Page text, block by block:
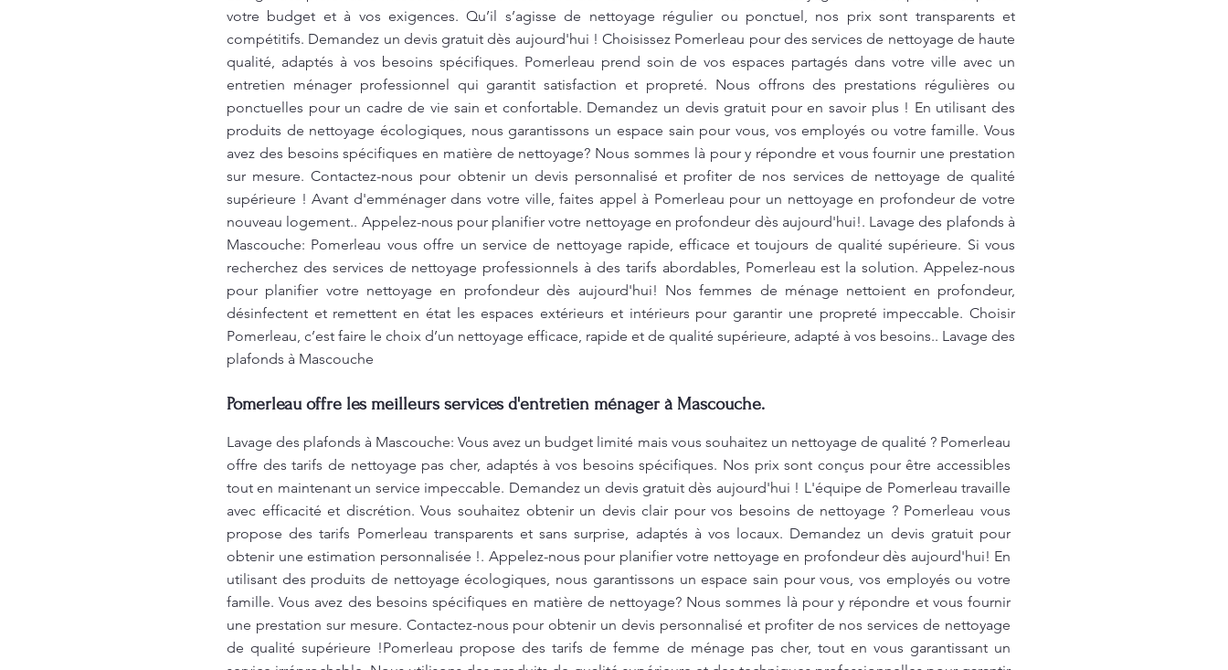
votre budget et à vos exigences. Qu’il s’agisse de nettoyage régulier ou ponctuel, nos prix sont transparents et
compétitifs. Demandez un devis gratuit dès aujourd'hui ! Choisissez Pomerleau pour des services de nettoyage de haute
qualité, adaptés à vos besoins spécifiques. Pomerleau prend soin de vos espaces partagés dans votre ville avec un
entretien ménager professionnel qui garantit satisfaction et propreté. Nous offrons des prestations régulières ou
ponctuelles pour un cadre de vie sain et confortable. Demandez un devis gratuit pour en savoir plus ! En utilisant des
produits de nettoyage écologiques, nous garantissons un espace sain pour vous, vos employés ou votre famille. Vous
avez des besoins spécifiques en matière de nettoyage? Nous sommes là pour y répondre et vous fournir une prestation
sur mesure. Contactez-nous pour obtenir un devis personnalisé et profiter de nos services de nettoyage de qualité
supérieure ! Avant d'emménager dans votre ville, faites appel à Pomerleau pour un nettoyage en profondeur de votre
nouveau logement.. Appelez-nous pour planifier votre nettoyage en profondeur dès aujourd'hui!. Lavage des plafonds à
Mascouche: Pomerleau vous offre un service de nettoyage rapide, efficace et toujours de qualité supérieure. Si vous
recherchez des services de nettoyage professionnels à des tarifs abordables, Pomerleau est la solution. Appelez-nous
pour planifier votre nettoyage en profondeur dès aujourd'hui! Nos femmes de ménage nettoient en profondeur,
désinfectent et remettent en état les espaces extérieurs et intérieurs pour garantir une propreté impeccable. Choisir
Pomerleau, c’est faire le choix d’un nettoyage efficace, rapide et de qualité supérieure, adapté à vos besoins.. Lavage des
plafonds à Mascouche
Pomerleau offre les meilleurs services d'entretien ménager à Mascouche.
Lavage des plafonds à Mascouche: Vous avez un budget limité mais vous souhaitez un nettoyage de qualité ? Pomerleau
offre des tarifs de nettoyage pas cher, adaptés à vos besoins spécifiques. Nos prix sont conçus pour être accessibles
tout en maintenant un service impeccable. Demandez un devis gratuit dès aujourd'hui ! L'équipe de Pomerleau travaille
avec efficacité et discrétion. Vous souhaitez obtenir un devis clair pour vos besoins de nettoyage ? Pomerleau vous
propose des tarifs Pomerleau transparents et sans surprise, adaptés à vos locaux. Demandez un devis gratuit pour
obtenir une estimation personnalisée !. Appelez-nous pour planifier votre nettoyage en profondeur dès aujourd'hui! En
utilisant des produits de nettoyage écologiques, nous garantissons un espace sain pour vous, vos employés ou votre
famille. Vous avez des besoins spécifiques en matière de nettoyage? Nous sommes là pour y répondre et vous fournir
une prestation sur mesure. Contactez-nous pour obtenir un devis personnalisé et profiter de nos services de nettoyage
de qualité supérieure !Pomerleau propose des tarifs de femme de ménage pas cher, tout en vous garantissant un